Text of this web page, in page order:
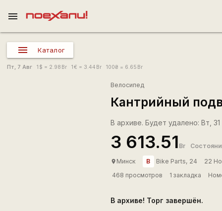
menu
Каталог
Пт, 7 Авг 1 $ = 2.98 Br 1€ = 3.44 Br 100₴ = 6.65 Br
Велосипед
Кантрийный
В архиве. Будет удалено: Вт,
3 613.51 Br
place Минск B Bike Parts, 24
22
468 просмотров
1 закладка
В архиве! Торг завершён.